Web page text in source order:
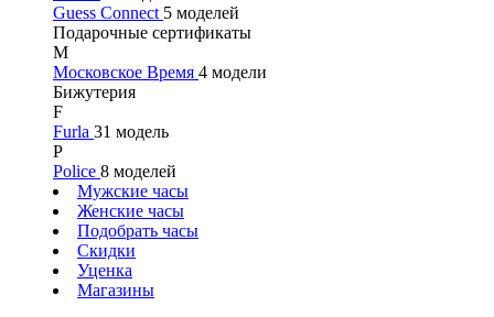
Guess Connect 5 моделей
Подарочные сертификаты
М
Московское Время 4 модели
Бижутерия
F
Furla 31 модель
P
Police 8 моделей
Мужские часы
Женские часы
Подобрать часы
Скидки
Уценка
Магазины